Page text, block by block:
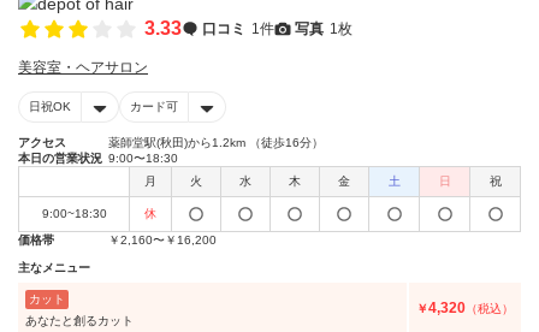
3.33 口コミ 1件 写真 1枚
美容室・ヘアサロン
日祝OK カード可
アクセス
薬師堂駅(秋田)から1.2km （徒歩16分）
本日の営業状況 9:00〜18:30
月
火 水 木 金 土 日 祝
9:00~18:30
休
価格帯
￥2,160〜￥16,200
主なメニュー
カット
あなたと創るカット
￥4,320 （税込）